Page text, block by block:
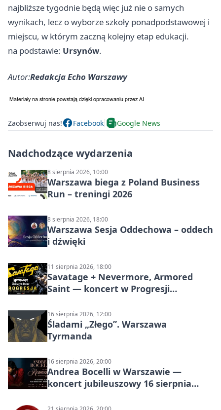
najbliższe tygodnie będą więc już nie o samych
wynikach, lecz o wyborze szkoły ponadpodstawowej i
miejscu, w którym zaczną kolejny etap edukacji.
na podstawie: Ursynów.
Autor:Redakcja Echo Warszawy
Zaobserwuj nas! Facebook Google News
Nadchodzące wydarzenia
8 sierpnia 2026, 10:00
Warszawa biega z Poland Business
Run – treningi 2026
8 sierpnia 2026, 18:00
Warszawa Sesja Oddechowa – oddech
i dźwięki
11 sierpnia 2026, 18:00
Savatage + Nevermore, Armored
Saint — koncert w Progresji
16 sierpnia 2026, 12:00
Śladami „Złego”. Warszawa
Tyrmanda
16 sierpnia 2026, 20:00
Andrea Bocelli w Warszawie —
koncert jubileuszowy 16 sierpnia